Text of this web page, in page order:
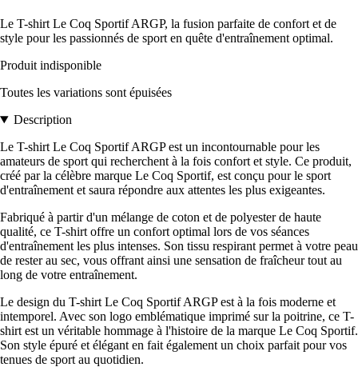
Le T-shirt Le Coq Sportif ARGP, la fusion parfaite de confort et de
style pour les passionnés de sport en quête d'entraînement optimal.
Produit indisponible
Toutes les variations sont épuisées
Description
Le T-shirt Le Coq Sportif ARGP est un incontournable pour les
amateurs de sport qui recherchent à la fois confort et style. Ce produit,
créé par la célèbre marque Le Coq Sportif, est conçu pour le sport
d'entraînement et saura répondre aux attentes les plus exigeantes.
Fabriqué à partir d'un mélange de coton et de polyester de haute
qualité, ce T-shirt offre un confort optimal lors de vos séances
d'entraînement les plus intenses. Son tissu respirant permet à votre peau
de rester au sec, vous offrant ainsi une sensation de fraîcheur tout au
long de votre entraînement.
Le design du T-shirt Le Coq Sportif ARGP est à la fois moderne et
intemporel. Avec son logo emblématique imprimé sur la poitrine, ce T-
shirt est un véritable hommage à l'histoire de la marque Le Coq Sportif.
Son style épuré et élégant en fait également un choix parfait pour vos
tenues de sport au quotidien.